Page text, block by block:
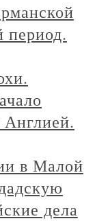
период.
в Малой
дела